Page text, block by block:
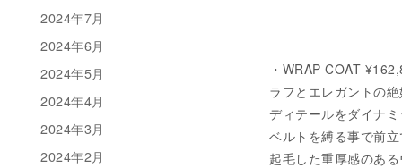
・WRAP COAT
ラフとエレガントの
ディテールをダイナ
ベルトを縛る事で前
起毛した重厚感のあ
2024年7月
2024年6月
2024年5月
2024年4月
2024年3月
2024年2月